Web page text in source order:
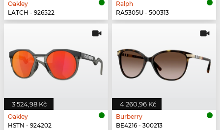
Oakley
LATCH - 926522
Ralph
RA5305U - 500313
3 524,98 Kč
Oakley
HSTN - 924202
4 260,96 Kč
Burberry
BE4216 - 300213